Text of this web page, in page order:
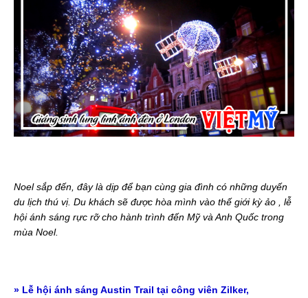
Noel sắp đến, đây là dịp để bạn cùng gia đình có những duyến
du lịch thú vị. Du khách sẽ được hòa mình vào thế giới kỳ ảo , lễ
hội ánh sáng rực rỡ cho hành trình đến Mỹ và Anh Quốc trong
mùa Noel.
» Lễ hội ánh sáng Austin Trail tại công viên Zilker,